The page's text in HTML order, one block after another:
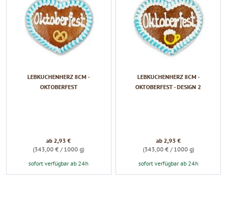
LEBKUCHENHERZ 8CM -
OKTOBERFEST
ab 2,93 €
(343,00 € / 1000 g)
sofort verfügbar ab 24h
LEBKUCHENHERZ 8CM -
OKTOBERFEST - DESIGN 2
ab 2,93 €
(343,00 € / 1000 g)
sofort verfügbar ab 24h